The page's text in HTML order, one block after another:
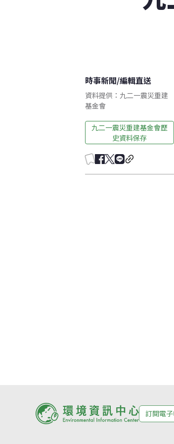
時事新聞/編輯直送
資料提供：九二一震災重建
基金會
九二一震災重建基金會歷
史資料保存
訂閱電